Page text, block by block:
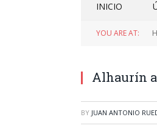
INICIO
YOU ARE AT:
Alhaurín
BY JUAN ANTONIO